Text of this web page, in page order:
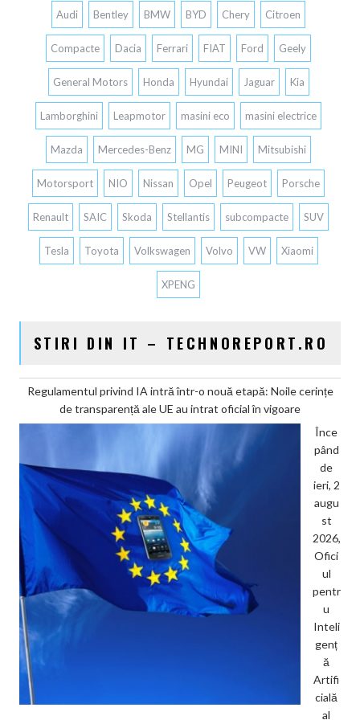
Audi Bentley BMW BYD Chery Citroen
Compacte Dacia Ferrari FIAT Ford Geely
General Motors Honda Hyundai Jaguar Kia
Lamborghini Leapmotor masini eco masini electrice
Mazda Mercedes-Benz MG MINI Mitsubishi
Motorsport NIO Nissan Opel Peugeot Porsche
Renault SAIC Skoda Stellantis subcompacte SUV
Tesla Toyota Volkswagen Volvo VW Xiaomi
XPENG
STIRI DIN IT – TECHNOREPORT.RO
Regulamentul privind IA intră într-o nouă etapă: Noile cerințe
de transparență ale UE au intrat oficial în vigoare
Înce
pând
de
ieri, 2
augu
st
2026,
Ofici
ul
pentr
u
Inteli
genț
ă
Artifi
cială
al